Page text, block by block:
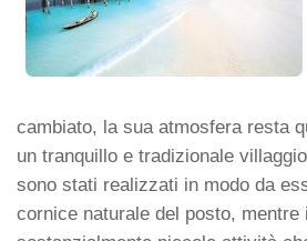
cambiato, la sua atmosfera resta
un tranquillo e tradizionale
sono stati realizzati in modo da
cornice naturale del posto, mentre